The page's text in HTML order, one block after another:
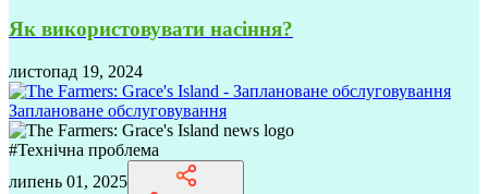
Як використовувати насіння?
листопад 19, 2024
Заплановане обслуговування
#Технічна проблема
липень 01, 2025